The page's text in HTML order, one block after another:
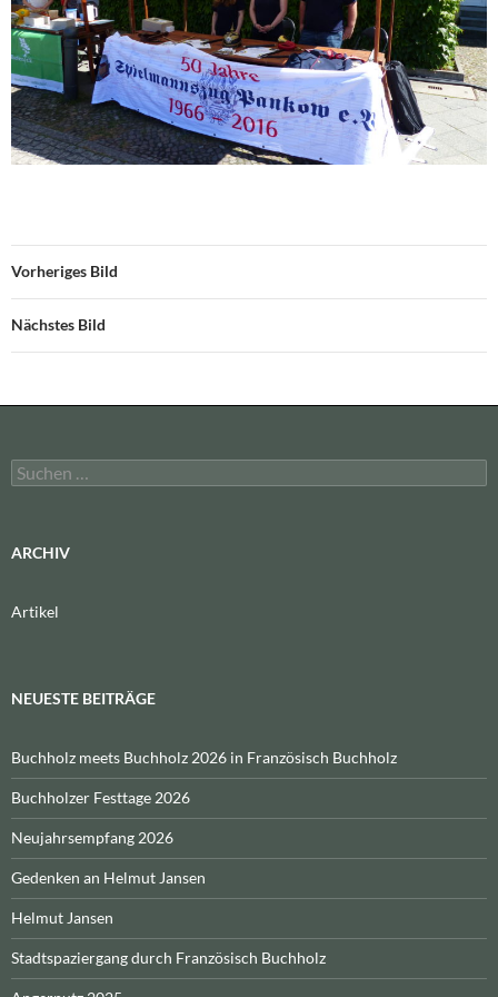
Vorheriges Bild
Nächstes Bild
Suchen
nach:
ARCHIV
Artikel
NEUESTE BEITRÄGE
Buchholz meets Buchholz 2026 in Französisch Buchholz
Buchholzer Festtage 2026
Neujahrsempfang 2026
Gedenken an Helmut Jansen
Helmut Jansen
Stadtspaziergang durch Französisch Buchholz